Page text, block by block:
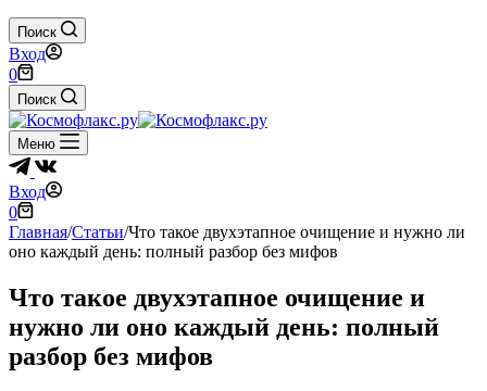
Поиск
Вход
Корзина
0
Поиск
Меню
Вход
Корзина
0
Главная/Статьи/Что такое двухэтапное очищение и нужно ли
оно каждый день: полный разбор без мифов
Что такое двухэтапное очищение и
нужно ли оно каждый день: полный
разбор без мифов